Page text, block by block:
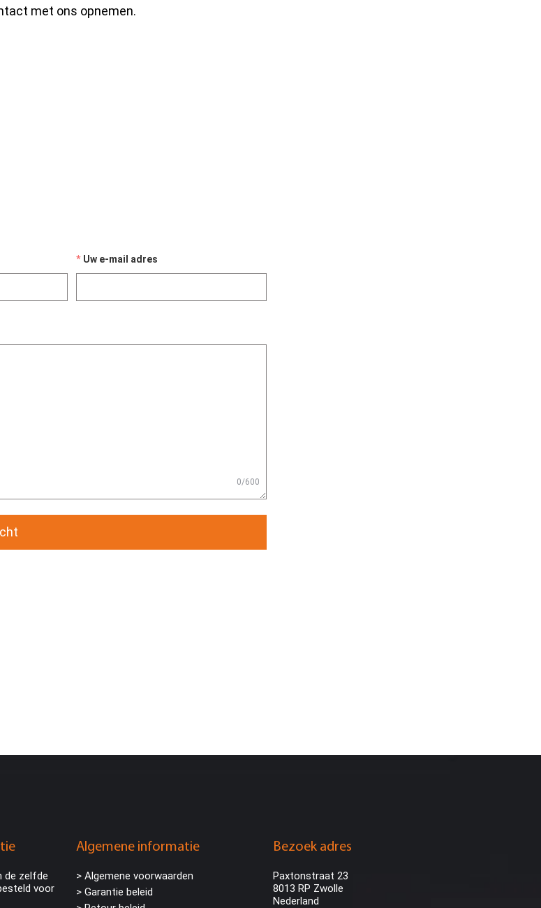
met ons opnemen.
Uw e-mail adres
0/600
de zelfde
voor
Algemene informatie
> Algemene voorwaarden
> Garantie beleid
Bezoek adres
Paxtonstraat 23
8013 RP Zwolle
Nederland